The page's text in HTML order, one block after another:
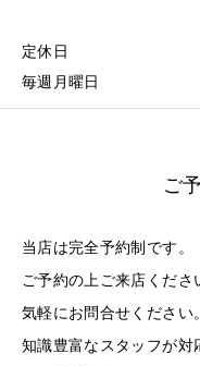
定休日
毎週月曜日
ご
当店は完全予約制です。
ご予約の上ご来店くだ
気軽にお問合せください。
知識豊富なスタッフが対